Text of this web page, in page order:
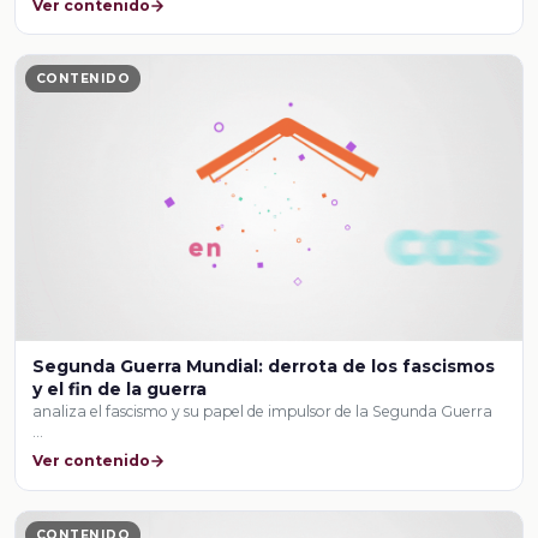
Ver contenido
CONTENIDO
Segunda Guerra Mundial: derrota de los fascismos
y el fin de la guerra
analiza el fascismo y su papel de impulsor de la Segunda Guerra
Ver contenido
CONTENIDO